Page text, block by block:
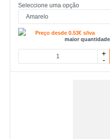
Seleccione uma opção
Preço desde 0.53€ s/iva
maior
+
-